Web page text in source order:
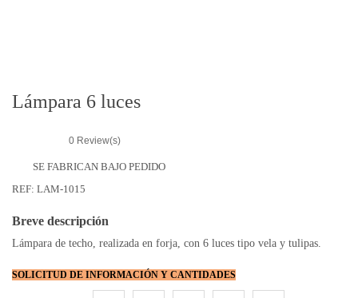
Lámpara 6 luces
0 Review(s)
SE FABRICAN BAJO PEDIDO
REF: LAM-1015
Breve descripción
Lámpara de techo, realizada en forja, con 6 luces tipo vela y tulipas.
SOLICITUD DE INFORMACIÓN Y CANTIDADES